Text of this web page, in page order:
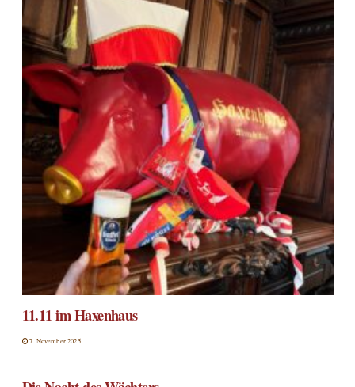
11.11 im Haxenhaus
7. November 2025